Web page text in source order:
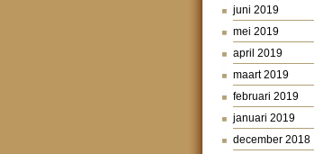
juni 2019
mei 2019
april 2019
maart 2019
februari 2019
januari 2019
december 2018